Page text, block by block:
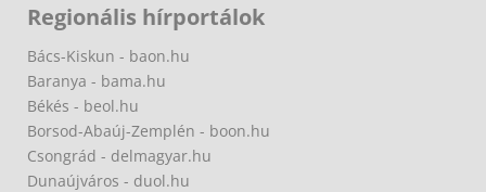
Regionális hírportálok
Bács-Kiskun - baon.hu
Baranya - bama.hu
Békés - beol.hu
Borsod-Abaúj-Zemplén - boon.hu
Csongrád - delmagyar.hu
Dunaújváros - duol.hu